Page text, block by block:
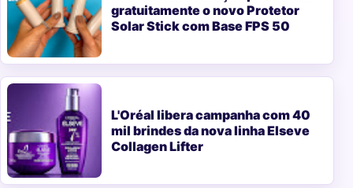
gratuitamente o novo Protetor
Solar Stick com Base FPS 50
L'Oréal libera campanha com 40
mil brindes da nova linha Elseve
Collagen Lifter